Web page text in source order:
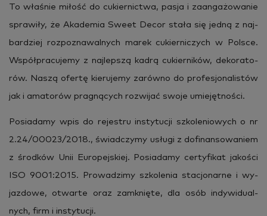
To wła­śnie mi­łość do cu­kier­nic­twa, pasja i za­an­ga­żo­wa­nie
spra­wi­ły, że Aka­de­mia Sweet Decor stała się jedną z naj­
bar­dziej roz­po­zna­wal­nych marek cu­kier­ni­czych w Pol­sce.
Współ­pra­cu­je­my z naj­lep­szą kadrą cu­kier­ni­ków, de­ko­ra­to­
rów. Naszą ofer­tę kie­ru­je­my za­rów­no do pro­fe­sjo­na­li­stów
jak i ama­to­rów pra­gną­cych roz­wi­jać swoje umie­jęt­no­ści.
Po­sia­da­my wpis do re­je­stru in­sty­tu­cji szko­le­nio­wych o nr
2.24/00023/2018., świad­czy­my usłu­gi z do­fi­nan­so­wa­niem
z środ­ków Unii Eu­ro­pej­skiej. Po­sia­da­my cer­ty­fi­kat ja­ko­ści
ISO 9001:2015. Pro­wa­dzi­my szko­le­nia sta­cjo­nar­ne i wy­
jaz­do­we, otwar­te oraz za­mknię­te, dla osób in­dy­wi­du­al­
nych, firm i in­sty­tu­cji.